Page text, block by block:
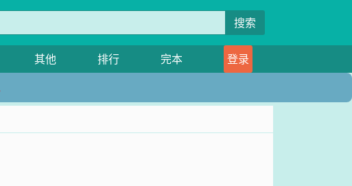
搜索
其他 排行 完本
登录